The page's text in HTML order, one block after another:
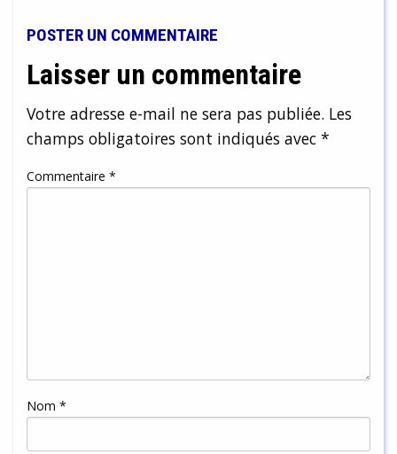
POSTER UN COMMENTAIRE
Laisser un commentaire
Votre adresse e-mail ne sera pas publiée. Les
champs obligatoires sont indiqués avec *
Commentaire *
Nom *